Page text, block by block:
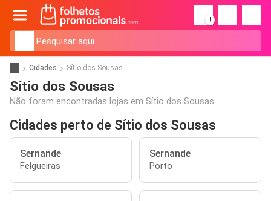
!
Cidades Sítio dos Sousas
Sítio dos Sousas
Não foram encontradas lojas em Sítio dos Sousas.
Cidades perto de Sítio dos Sousas
Sernande
Felgueiras
Sernande
Porto